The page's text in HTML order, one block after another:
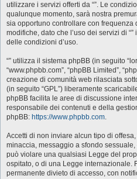
utilizzare i servizi offerti da “”. Le
qualunque momento, sarà nostra
sia opportuno controllare con frequenza
modifiche, dato che l’uso dei servizi di
delle condizioni d’uso.
“” utilizza il sistema phpBB (in seguito
“www.phpbb.com”, “phpBB Limited”,
creazione di comunità web rilasciata
(in seguito “GPL”) liberamente
phpBB facilita le aree di discussione
responsabile dei contenuti e della
phpBB: https://www.phpbb.com.
Accetti di non inviare alcun tipo di
minaccia, messaggio a sfondo
può violare una qualsiasi Legge del
ospitato, o di una Legge internazionale.
permanente divieto di accesso, con